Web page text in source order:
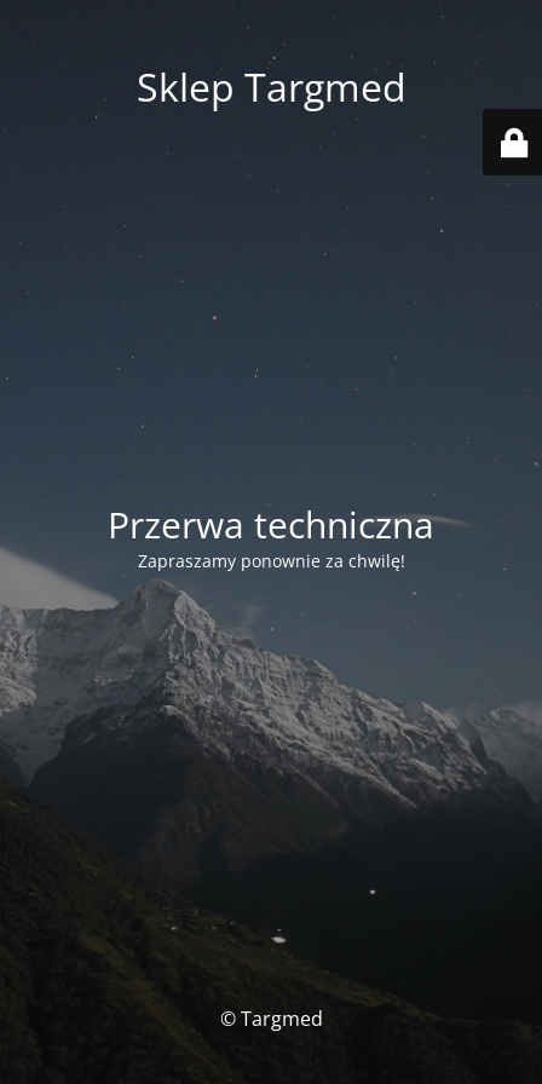
Sklep Targmed
Przerwa techniczna
Zapraszamy ponownie za chwilę!
© Targmed